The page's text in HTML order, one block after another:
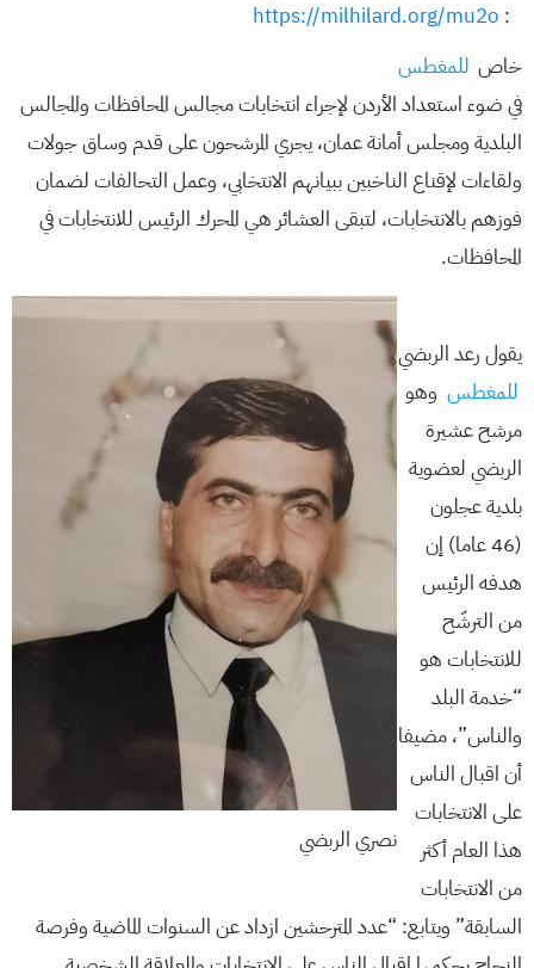
:
https://milhilard.org/mu2o
خاص للمغطس
في ضوء استعداد الأردن لإجراء انتخابات مجالس المحافظات والمجالس
البلدية ومجلس أمانة عمان، يجري المرشحون على قدم وساق جولات
ولقاءات لإقناع الناخبين ببيانهم الانتخابي، وعمل التحالفات لضمان
فوزهم بالانتخابات، لتبقى العشائر هي المحرك الرئيس للانتخابات في
المحافظات.
نصري الربضي
يقول رعد الربضي
للمغطس وهو
مرشح عشيرة
الربضي لعضوية
بلدية عجلون
(46 عاما) إن
هدفه الرئيس
من الترشّح
للانتخابات هو
“خدمة البلد
والناس”، مضيفا
أن اقبال الناس
على الانتخابات
هذا العام أكثر
من الانتخابات
السابقة” ويتابع: “عدد المترحشين ازداد عن السنوات الماضية وفرصة